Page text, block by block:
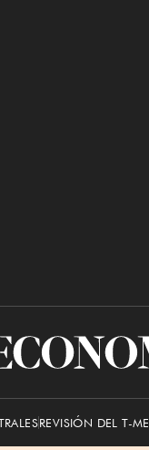
El
REVISIÓN DEL T-